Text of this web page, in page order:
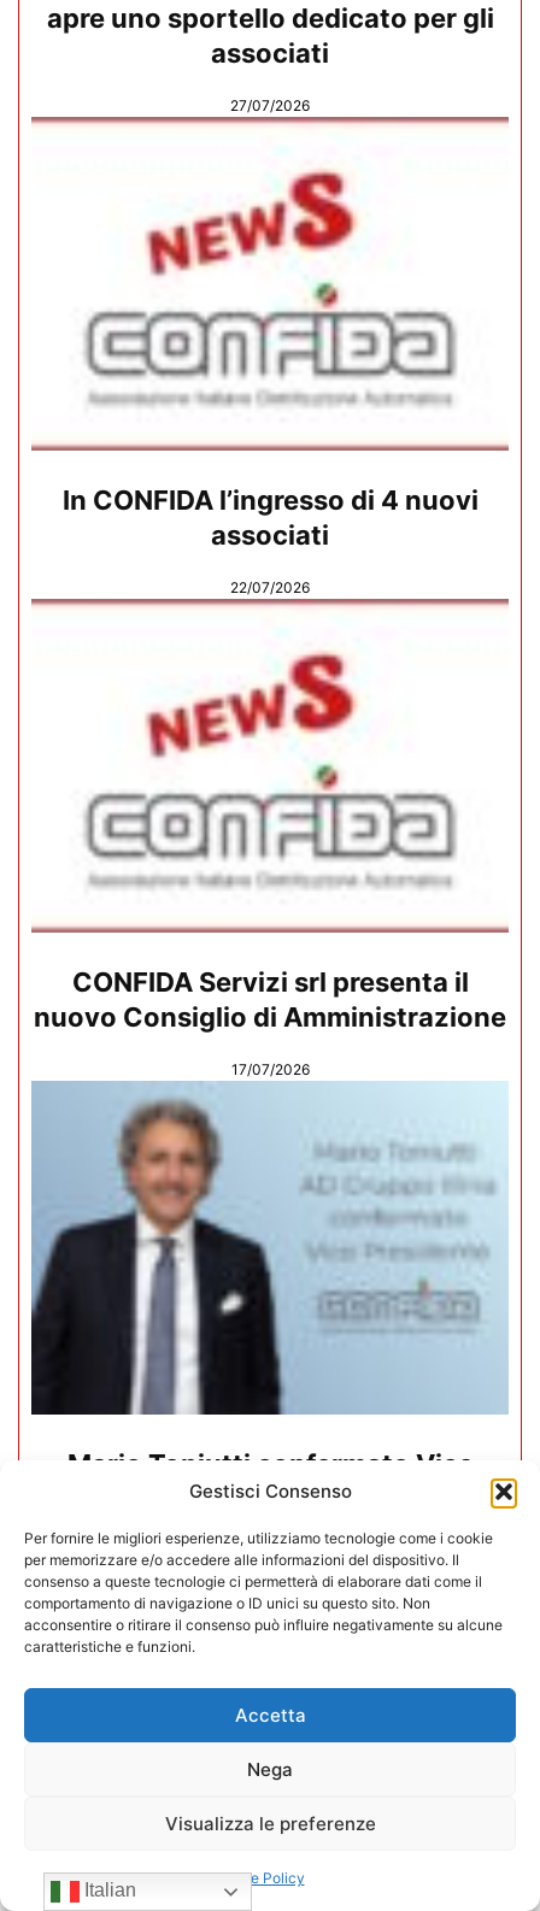
Gestisci Consenso
Per fornire le migliori esperienze, utilizziamo tecnologie come i cookie
per memorizzare e/o accedere alle informazioni del dispositivo. Il
consenso a queste tecnologie ci permetterà di elaborare dati come il
comportamento di navigazione o ID unici su questo sito. Non
acconsentire o ritirare il consenso può influire negativamente su alcune
caratteristiche e funzioni.
Accetta
Nega
Visualizza le preferenze
Cookie Policy
apre uno sportello dedicato per gli
associati
27/07/2026
In CONFIDA l’ingresso di 4 nuovi
associati
22/07/2026
CONFIDA Servizi srl presenta il
nuovo Consiglio di Amministrazione
17/07/2026
Mario Toniutti confermato Vice
Presidente di CONFIDA per il
quadriennio 2026-2030
15/07/2026
Italian